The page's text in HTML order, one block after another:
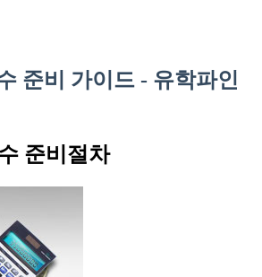
준비 가이드 - 유학파인
준비절차